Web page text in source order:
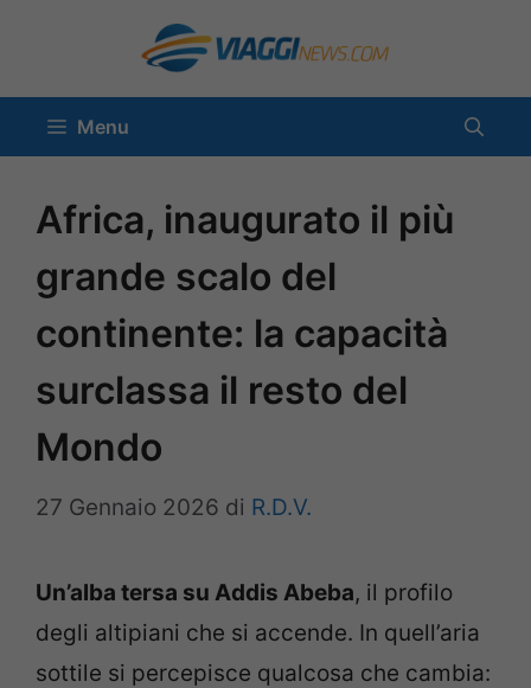
contenuto
Menu
Africa, inaugurato il più
grande scalo del
continente: la capacità
surclassa il resto del
Mondo
27 Gennaio 2026 di R.D.V.
Un’alba tersa su Addis Abeba, il profilo
degli altipiani che si accende. In quell’aria
sottile si percepisce qualcosa che cambia: